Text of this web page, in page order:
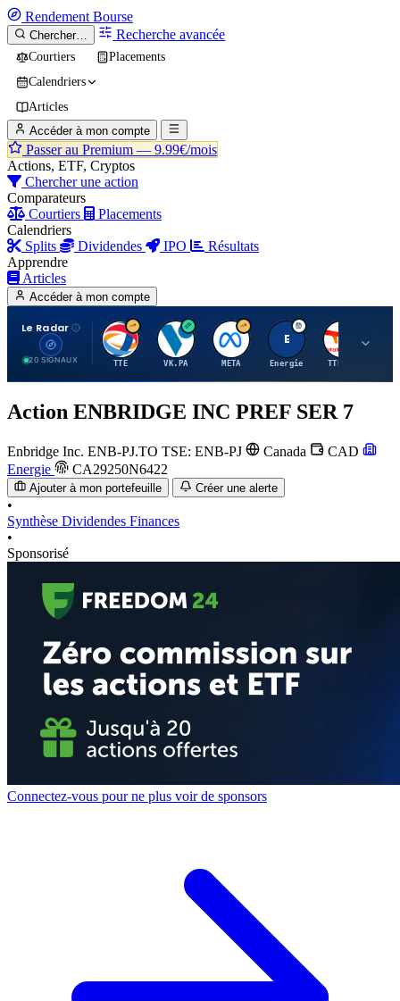
Rendement Bourse
Chercher… Recherche avancée
Courtiers
Placements
Calendriers
Articles
Accéder à mon compte
Passer au Premium — 9.99€/mois
Actions, ETF, Cryptos
Chercher une action
Comparateurs
Courtiers
Placements
Calendriers
Splits
Dividendes IPO
Résultats
Apprendre
Articles
Accéder à mon compte
Le Radar
20 SIGNAUX
T
TTE
V
VK.PA
M
META
E
Energie
T
TTE.PA
Action ENBRIDGE INC PREF SER 7
Enbridge Inc. ENB-PJ.TO TSE: ENB-PJ Canada
CAD
Energie
CA29250N6422
Ajouter à mon portefeuille Créer une alerte
•
Synthèse Dividendes Finances
•
Sponsorisé
Connectez-vous pour ne plus voir de sponsors